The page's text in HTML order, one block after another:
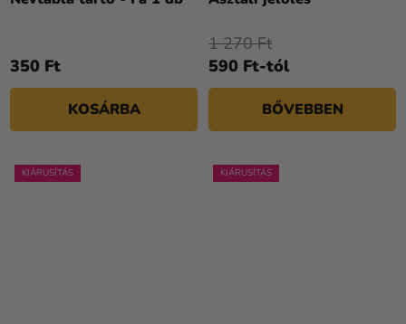
350 Ft
KOSÁRBA
590 Ft-tól
1 270 Ft
BŐVEBBEN
KIÁRUSÍTÁS KIÁRUSÍTÁS